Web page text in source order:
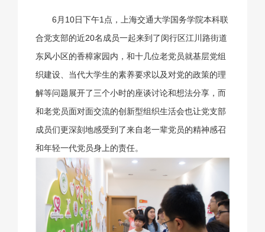
6月10日下午1点，上海交通大学国务学院本科联
合党支部的近20名成员一起来到了闵行区江川路街道
东风小区的香樟家园内，和十几位老党员就基层党组
织建设、当代大学生的素养要求以及对党的政策的理
解等问题展开了三个小时的座谈讨论和想法分享，而
和老党员面对面交流的创新型组织生活会也让党支部
成员们更深刻地感受到了来自老一辈党员的精神感召
和年轻一代党员身上的责任。